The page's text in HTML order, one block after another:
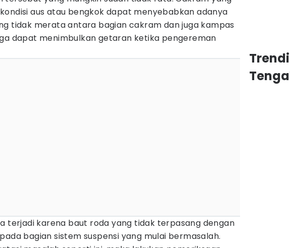
aus atau bengkok dapat menyebabkan adanya
tidak merata antara bagian cakram dan juga kampas
dapat menimbulkan getaran ketika pengereman
terjadi karena baut roda yang tidak terpasang dengan
bagian sistem suspensi yang mulai bermasalah.